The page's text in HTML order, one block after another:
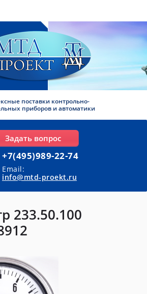
поставки контрольно-
приборов и автоматики
Задать вопрос
+7(495)989-22-74
Email:
info@mtd-proekt.ru
233.50.100